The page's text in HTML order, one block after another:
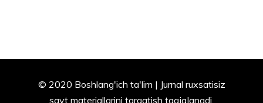
© 2020 Boshlang'ich ta'lim | Jurnal ruxsatisiz
sayt materiallarini tarqatish taqiqlanadi.